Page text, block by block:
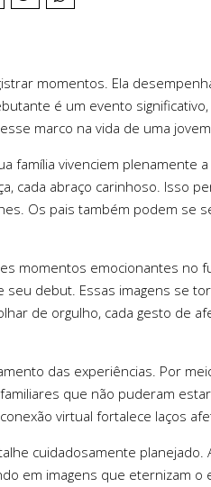
momentos. Ela
é um evento
marco na vida de uma
vivenciem plenamente
cada abraço carinhoso. Isso
Os pais também podem se
momentos emocionantes no
debut. Essas imagens se
de orgulho, cada gesto de
das experiências. Por
que não puderam
virtual fortalece laços
cuidadosamente planejado.
em imagens que eternizam